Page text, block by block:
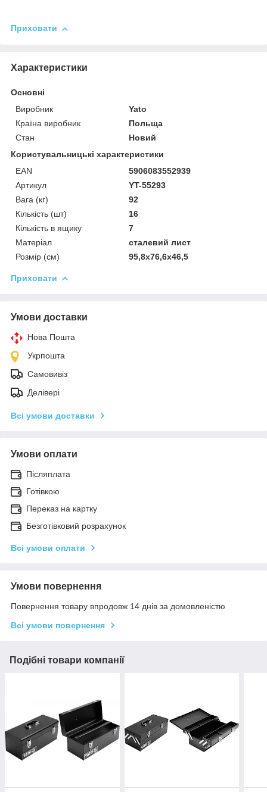
Приховати
Характеристики
Основні
Виробник
Yato
Країна виробник
Польща
Стан
Новий
Користувальницькі характеристики
EAN
5906083552939
Артикул
YT-55293
Вага (кг)
92
Кількість (шт)
16
Кількість в ящику
7
Матеріал
сталевий лист
Розмір (см)
95,8x76,6x46,5
Приховати
Умови доставки
Нова Пошта
Укрпошта
Самовивіз
Делівері
Всі умови доставки
Умови оплати
Післяплата
Готівкою
Переказ на картку
Безготівковий розрахунок
Всі умови оплати
Умови повернення
Повернення товару впродовж 14 днів за домовленістю
Всі умови повернення
Подібні товари компанії